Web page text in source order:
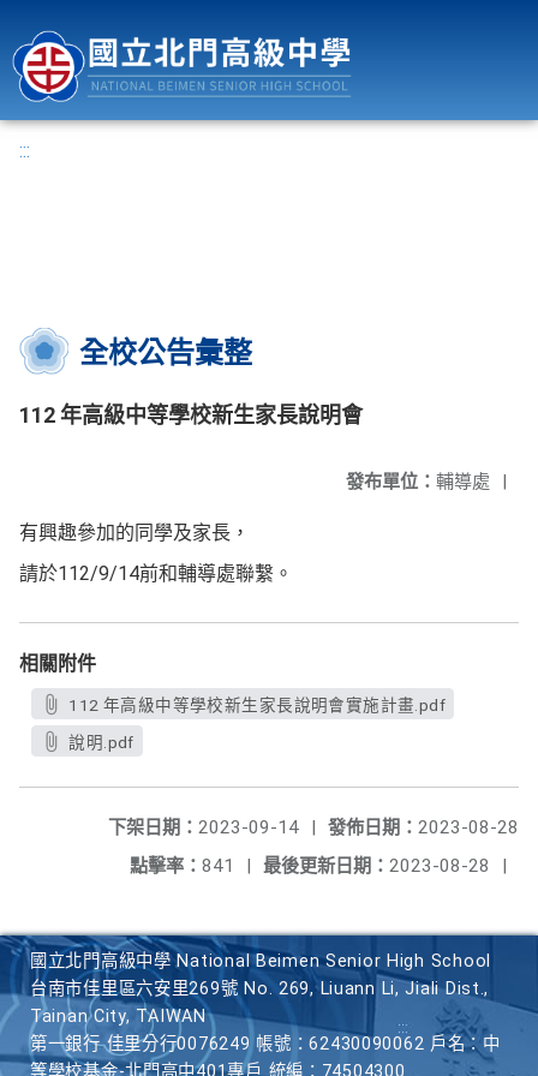
:::
全校公告彙整
112 年高級中等學校新生家長說明會
發布單位： 輔導處 |
有興趣參加的同學及家長，
請於112/9/14前和輔導處聯繫。
相關附件
112 年高級中等學校新生家長說明會實施計畫.pdf
說明.pdf
發佈日期： 2023-08-28
下架日期： 2023-09-14
|
最後更新日期： 2023-08-28 |
點擊率： 841 |
國立北門高級中學 National Beimen Senior High School
台南市佳里區六安里269號 No. 269, Liuann Li, Jiali Dist.,
Tainan City, TAIWAN
第一銀行 佳里分行0076249 帳號：62430090062 戶名：中
等學校基金-北門高中401專戶 統編：74504300